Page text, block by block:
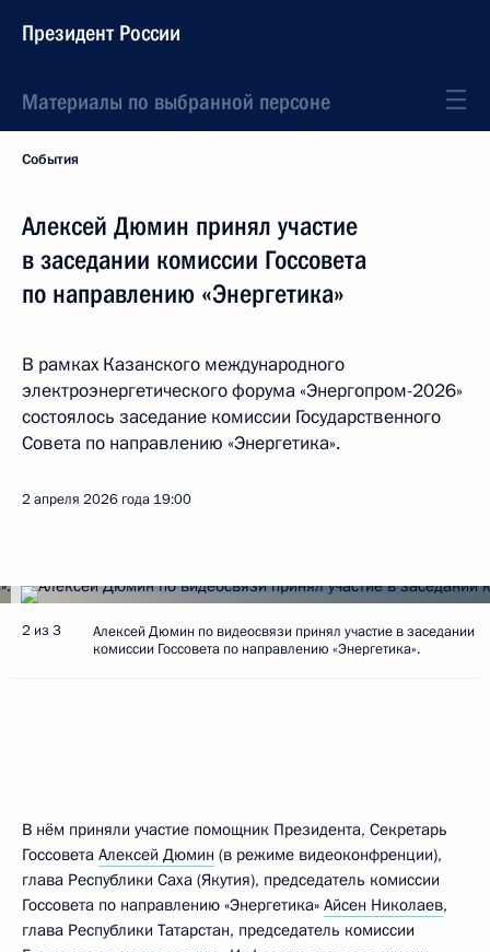
Президент России
Материалы по выбранной персоне
События
Алексей Дюмин принял участие
в заседании комиссии Госсовета
по направлению «Энергетика»
В рамках Казанского международного
электроэнергетического форума «Энергопром-2026»
состоялось заседание комиссии Государственного
Совета по направлению «Энергетика».
2 апреля 2026 года 19:00
2 из 3
Алексей Дюмин по видеосвязи принял участие в заседании
комиссии Госсовета по направлению «Энергетика».
В нём приняли участие помощник Президента, Секретарь
Госсовета Алексей Дюмин (в режиме видеоконфренции),
глава Республики Саха (Якутия), председатель комиссии
Госсовета по направлению «Энергетика» Айсен Николаев,
глава Республики Татарстан, председатель комиссии